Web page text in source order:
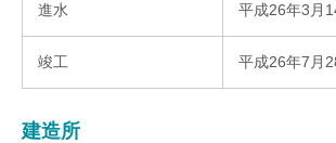
進水 平成26年3月
竣工 平成26年7月
建造所